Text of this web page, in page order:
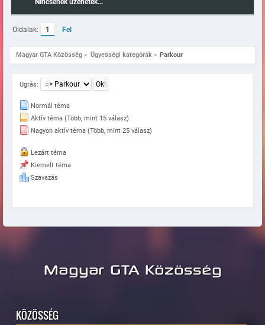
Nincsenek üzenetek...
Oldalak: 1 Fel
Magyar GTA Közösség » Ügyességi kategórák » Parkour
Ugrás:
Normál téma
Aktív téma (Több, mint 15 válasz)
Nagyon aktív téma (Több, mint 25 válasz)
Lezárt téma
Kiemelt téma
Szavazás
Magyar GTA Közösség
KÖZÖSSÉG